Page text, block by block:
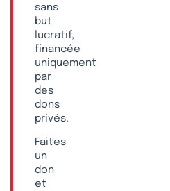
sans
but
lucratif,
financée
uniquement
par
des
dons
privés.
Faites
un
don
et